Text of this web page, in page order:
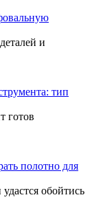
и
тип
готов
полотно для
обойтись